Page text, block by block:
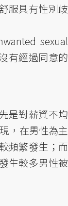
服具有性別歧
sexual
有經過同意的
是對薪資不均
，在男性為主
頻繁發生；而
生較多男性被